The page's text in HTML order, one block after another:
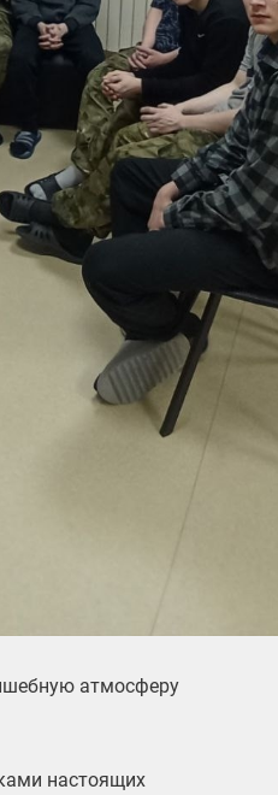
атмосферу
настоящих